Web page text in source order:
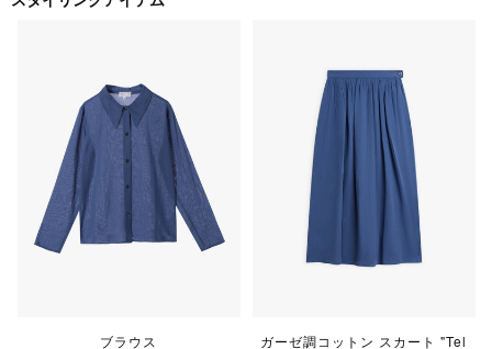
ブラウス
ガーゼ調コットン スカート "Tel